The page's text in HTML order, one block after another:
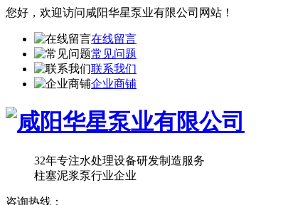
您好，欢迎访问 咸阳华星泵业有限公司 网站！
在线留言
常见问题
联系我们
企业商铺
32年专注水处理设备研发制造服务
柱塞泥浆泵行业企业
咨询热线：